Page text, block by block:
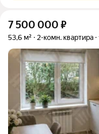
7 500 000 ₽
53,6 м² 2-комн. квартира